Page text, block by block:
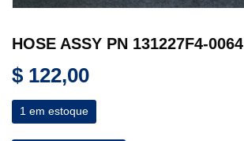
HOSE ASSY PN 131227F4-0064
$ 122,00
1 em estoque